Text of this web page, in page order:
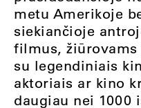
metu Amerikoje
siekiančioje
filmus,
su legendiniais
aktoriais ar kino
daugiau nei